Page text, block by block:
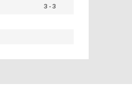
3 - 3